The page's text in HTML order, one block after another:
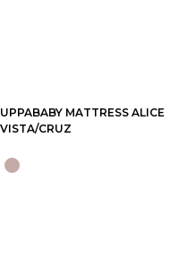
UPPABABY MATTRESS ALICE
VISTA/CRUZ